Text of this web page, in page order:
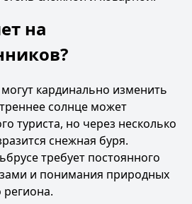
на
кардинально изменить
солнце может
туриста, но через несколько
снежная буря.
требует постоянного
и понимания природных
региона.